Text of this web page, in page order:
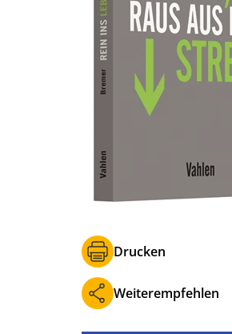
Drucken
Weiterempfehlen